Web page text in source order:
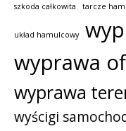
szkoda całkowita
tarcze
układ hamulcowy
wyprawa
wyprawa
wyścigi